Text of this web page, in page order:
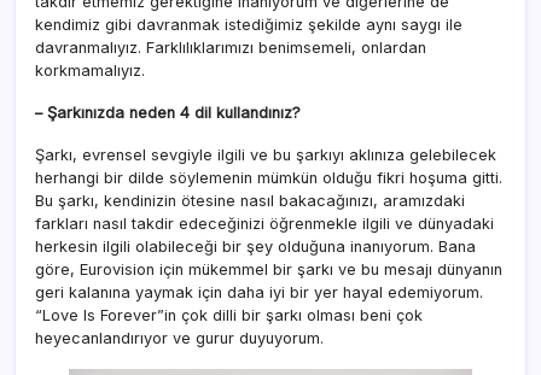
kendimiz gibi davranmak istediğimiz şekilde aynı saygı ile
davranmalıyız. Farklılıklarımızı benimsemeli, onlardan
korkmamalıyız.
– Şarkınızda neden 4 dil kullandınız?
Şarkı, evrensel sevgiyle ilgili ve bu şarkıyı aklınıza gelebilecek
herhangi bir dilde söylemenin mümkün olduğu fikri hoşuma gitti.
Bu şarkı, kendinizin ötesine nasıl bakacağınızı, aramızdaki
farkları nasıl takdir edeceğinizi öğrenmekle ilgili ve dünyadaki
herkesin ilgili olabileceği bir şey olduğuna inanıyorum. Bana
göre, Eurovision için mükemmel bir şarkı ve bu mesajı dünyanın
geri kalanına yaymak için daha iyi bir yer hayal edemiyorum.
“Love Is Forever”in çok dilli bir şarkı olması beni çok
heyecanlandırıyor ve gurur duyuyorum.